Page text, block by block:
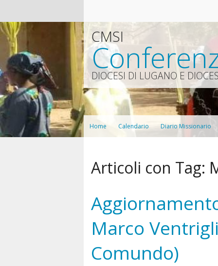
CMSI
DIOCESI DI LUGANO E
Home Calendario Diario Missionario
Articoli con Tag:
Marco
Comundo)